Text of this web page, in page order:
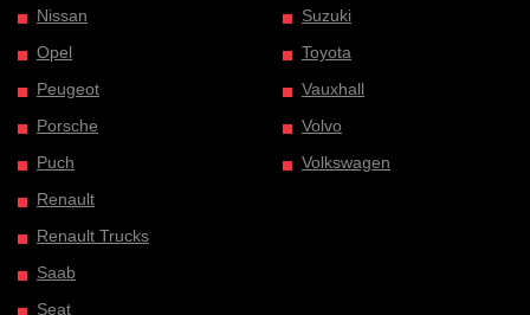
Nissan
Opel
Peugeot
Porsche
Puch
Renault
Renault Trucks
Saab
Seat
Suzuki
Toyota
Vauxhall
Volvo
Volkswagen